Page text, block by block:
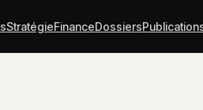
StratégieFinanceDossiers